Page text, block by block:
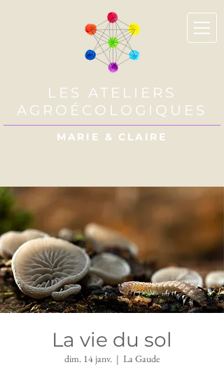
LES ATELIERS
AGROÉCOLOGIQUES
MARIE & CLAIRE
La vie du sol
dim. 14 janv.
  |
La Gaude